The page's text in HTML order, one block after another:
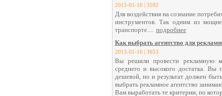
2013-01-10 | 3592
Для воздействия на сознание
инструментов. Так одним из
транспорте.... подробнее
Как выбрать агентство для
2013-01-10 | 3653
Вы решили провести рекламную
среднего и высокого достатка.
дешевой, но и результат должен
выбрать рекламное агентство
Вам выработать те критерии, по